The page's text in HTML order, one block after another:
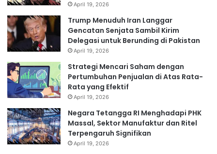
April 19, 2026
Trump Menuduh Iran Langgar
Gencatan Senjata Sambil Kirim
Delegasi untuk Berunding di Pakistan
April 19, 2026
Strategi Mencari Saham dengan
Pertumbuhan Penjualan di Atas Rata-
Rata yang Efektif
April 19, 2026
Negara Tetangga RI Menghadapi PHK
Massal, Sektor Manufaktur dan Ritel
Terpengaruh Signifikan
April 19, 2026